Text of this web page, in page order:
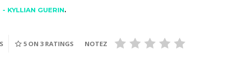
KYLLIAN GUERIN.
5 ON 3 RATINGS NOTEZ